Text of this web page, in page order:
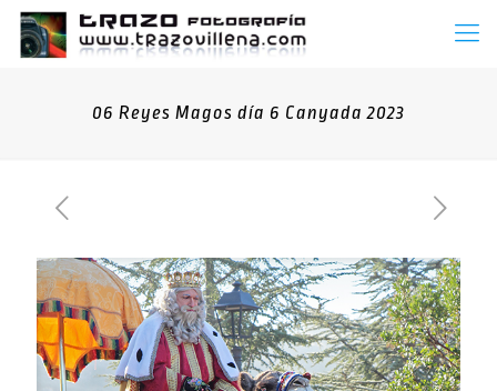
06 Reyes Magos día 6 Canyada 2023